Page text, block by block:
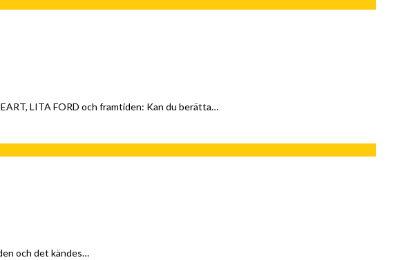
LITA FORD och framtiden: Kan du berätta…
och det kändes…